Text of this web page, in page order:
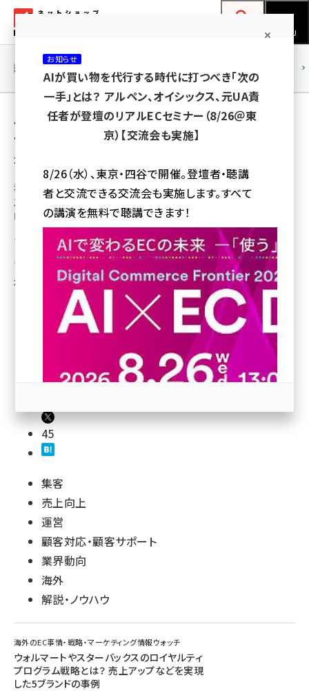
ン
ネットショップ担当者フォーラム
MENU
yahoo (1910)
楽天 (1878)
アスクル (1126)
base (1085)
ビィ・フォアード (786)
revico (746)
連載・特集 |
用語「スターバックス」 が使われている記事の
一覧
全 2 記事中 1 ～ 2 を表示中
海外のEC事情・戦略・マーケティング情報ウォッチ
スターバックスが自社ECサイトを閉鎖する理
由
モバイルアプリと店舗に注力するため、スターバックスがECサイトを閉鎖
Digital Commerce 360
2017年9月7日 6:30
45
集客
売上向上
運営
顧客対応・顧客サポート
業界動向
海外
解説・ノウハウ
海外のEC事情・戦略・マーケティング情報ウォッチ
ウォルマートやスターバックスのロイヤルティ
プログラム戦略とは？ 売上アップなどを実現
した5ブランドの事例
お知らせ
AIが買い物を代行する時代に打つべき「次の
一手」とは？ アルペン、オイシックス、元UA責
任者が登壇のリアルECセミナー（8/26＠東
京）【交流会も実施】
8/26（水）、東京・四谷で開催。登壇者・聴講
者と交流できる交流会も実施します。すべて
の講演を無料で聴講できます！
参加登録はこちら↑